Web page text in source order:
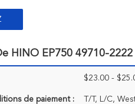
HINO EP750 49710-2222
$23.00 -
de paiement :
T/T, L/C,